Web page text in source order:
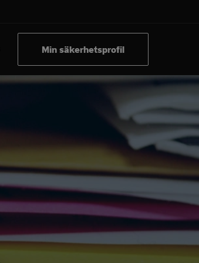
Min säkerhetsprofil